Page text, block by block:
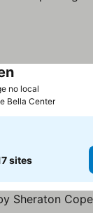
no local
Bella Center
sites